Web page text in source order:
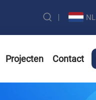
NL
Projecten Contact